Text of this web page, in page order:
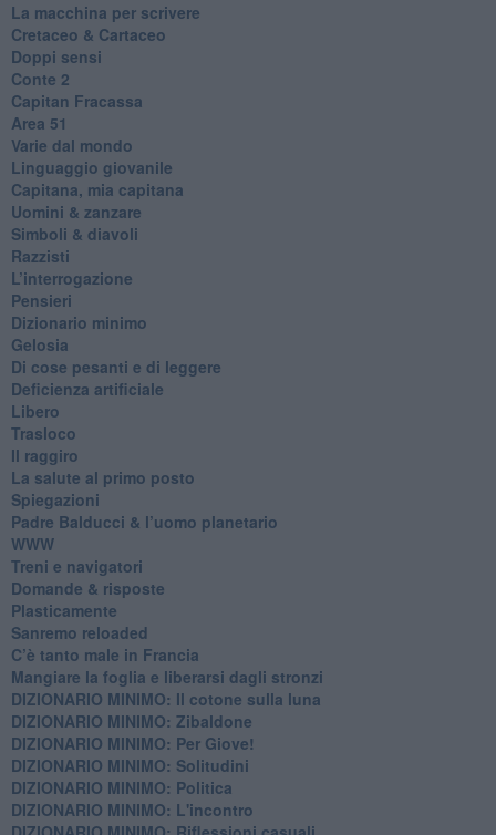
La macchina per scrivere
Cretaceo & Cartaceo
Doppi sensi
​Conte 2
​Capitan Fracassa
​Area 51
Varie dal mondo
​Linguaggio giovanile
​Capitana, mia capitana
Uomini & zanzare
​Simboli & diavoli
Razzisti
​L’interrogazione
Pensieri
​Dizionario minimo
Gelosia
Di cose pesanti e di leggere
​Deficienza artificiale
Libero
Trasloco
Il raggiro
​La salute al primo posto
Spiegazioni
Padre Balducci & l’uomo planetario
WWW
​Treni e navigatori
​Domande & risposte
​Plasticamente
Sanremo reloaded
C’è tanto male in Francia
​Mangiare la foglia e liberarsi dagli stronzi
DIZIONARIO MINIMO: Il cotone sulla luna
DIZIONARIO MINIMO: Zibaldone
DIZIONARIO MINIMO: Per Giove!
DIZIONARIO MINIMO: Solitudini
DIZIONARIO MINIMO: Politica
DIZIONARIO MINIMO: L'incontro